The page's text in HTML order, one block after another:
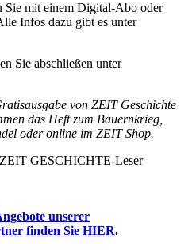
mit einem Digital-Abo oder
Infos dazu gibt es unter
Sie abschließen unter
von ZEIT Geschichte
das Heft zum Bauernkrieg,
oder online im ZEIT Shop.
GESCHICHTE-Leser
unserer
finden Sie HIER.